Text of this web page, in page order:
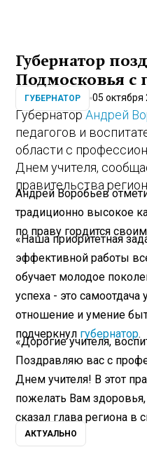
Губернатор
Подмосковья с
ГУБЕРНАТОР 05 октября
ГубернаторАндрей
педагогов и
области с
Днем учителя,
правительства
Андрей Воробьев
традиционно высокое
по праву гордится
«Наша приоритетная
эффективной работы
обучает молодое
успеха - это
отношение и умение
подчеркнул губернатор.
«Дорогие учителя,
Поздравляю вас с
Днем учителя! В этот
пожелать Вам здоровья,
сказал глава региона в
АКТУАЛЬНО